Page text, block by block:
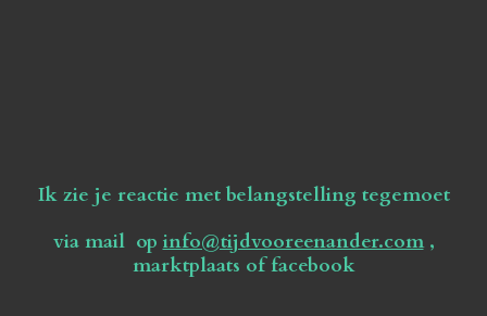
Ik zie je reactie met belangstelling tegemoet
via mail opinfo@tijdvooreenander.com,
marktplaats of facebook